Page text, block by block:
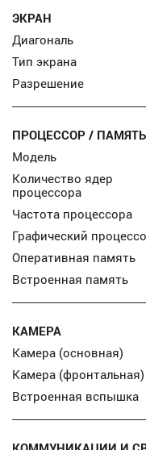
ЭКРАН
Диагональ
Тип экрана
Разрешение
ПРОЦЕССОР / ПАМЯТЬ
Модель
Количество ядер
процессора
Частота процессора
Графический
Оперативная память
Встроенная память
КАМЕРА
Камера (основная)
Камера (фронтальная)
Встроенная вспышка